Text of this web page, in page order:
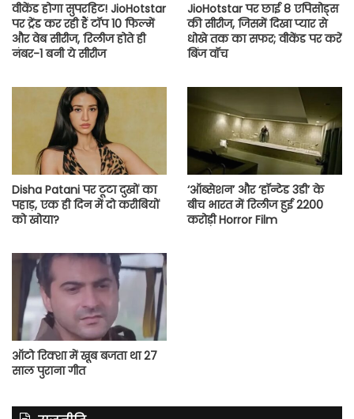
वीकेंड होगा सुपरहिट! JioHotstar
पर ट्रेंड कर रही हैं टॉप 10 फिल्में
और वेब सीरीज, रिलीज होते ही
नंबर-1 बनी ये सीरीज
JioHotstar पर छाई 8 एपिसोड्स
की सीरीज, जिसमें दिखा प्यार से
धोखे तक का सफर; वीकेंड पर करें
बिंज वॉच
Disha Patani पर टूटा दुखों का
पहाड़, एक ही दिन में दो करीबियों
को खोया?
‘ऑब्सेशन’ और ‘हॉन्टेड 3डी’ के
बीच भारत में रिलीज हुई 2200
करोड़ी Horror Film
ऑटो रिक्शा में खूब बजता था 27
साल पुराना गीत